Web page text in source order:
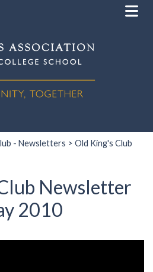
- Newsletters > Old King's Club
Newsletter
2010